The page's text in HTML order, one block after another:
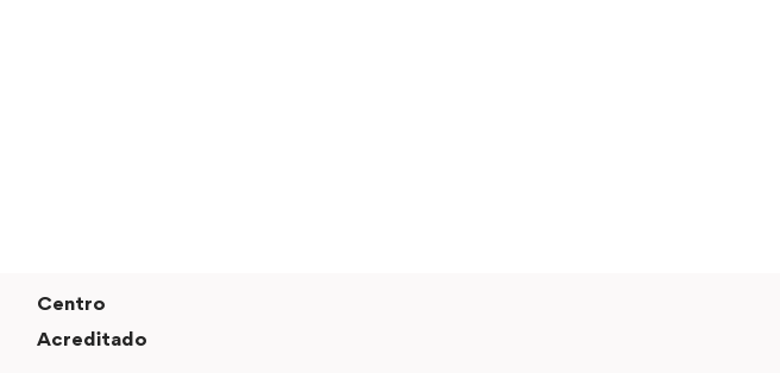
Centro
Acreditado